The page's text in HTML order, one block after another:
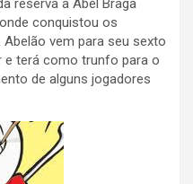
reserva a Abel Braga
conquistou os
vem para seu sexto
terá como trunfo para o
de alguns jogadores